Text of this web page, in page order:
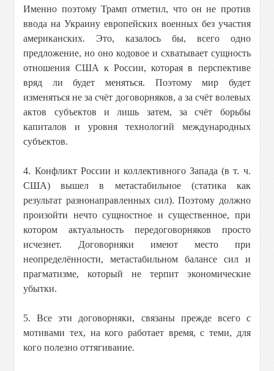
Именно поэтому Трамп отметил, что он не против
ввода на Украину европейских военных без участия
американских. Это, казалось бы, всего одно
предложение, но оно кодовое и схватывает сущность
отношения США к России, которая в перспективе
вряд ли будет меняться. Поэтому мир будет
изменяться не за счёт договорняков, а за счёт волевых
актов субъектов и лишь затем, за счёт борьбы
капиталов и уровня технологий международных
субъектов.
4. Конфликт России и коллективного Запада (в т. ч.
США) вышел в метастабильное (статика как
результат разнонаправленных сил). Поэтому должно
произойти нечто сущностное и существенное, при
котором актуальность передоговорняков просто
исчезнет. Договорняки имеют место при
неопределённости, метастабильном балансе сил и
прагматизме, который не терпит экономические
убытки.
5. Все эти договорняки, связаны прежде всего с
мотивами тех, на кого работает время, с теми, для
кого полезно оттягивание.